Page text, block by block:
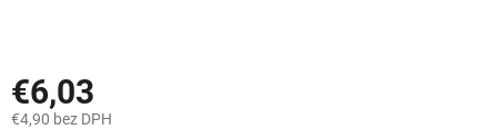
€6,03
€4,90 bez DPH